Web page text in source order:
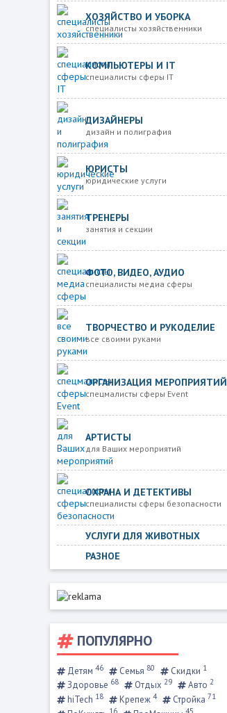
ХОЗЯЙСТВО И УБОРКА
специалисты хозяйственники
КОМПЬЮТЕРЫ И IT
специалисты сферы IT
ДИЗАЙНЕРЫ
дизайн и полиграфия
ЮРИСТЫ
юридические услуги
ТРЕНЕРЫ
занятия и секции
ФОТО, ВИДЕО, АУДИО
специалисты медиа сферы
ТВОРЧЕСТВО И РУКОДЕЛИЕ
все своими руками
ОРГАНИЗАЦИЯ МЕРОПРИЯТИЙ
спецмалисты сферы Event
АРТИСТЫ
для Ваших мероприятий
ОХРАНА И ДЕТЕКТИВЫ
специалисты сферы безопасности
УСЛУГИ ДЛЯ ЖИВОТНЫХ
РАЗНОЕ
ПОПУЛЯРНО
Детям 46 Семья 80 Скидки 1
Здоровье 68 Отдых 29 Авто 2
hiTech 18 Крепеж 4 Стройка 71
16 45